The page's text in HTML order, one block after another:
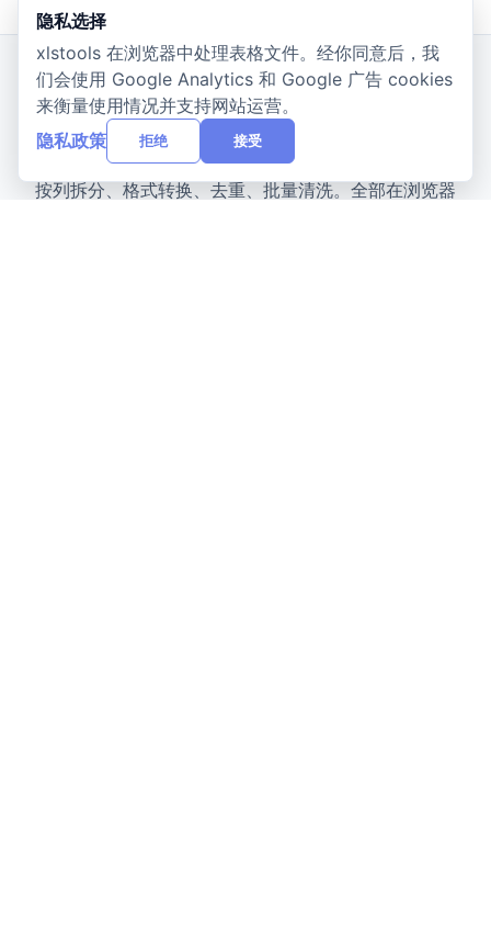
X xlstools
六款免费在线 Excel 工具：对比差异、合并工作簿、
按列拆分、格式转换、去重、批量清洗。全部在浏览器
隐私选择
xlstools 在浏览器中处理表格文件。经你同意后，我
们会使用 Google Analytics 和 Google 广告 cookies
来衡量使用情况并支持网站运营。
隐私政策
拒绝 接受